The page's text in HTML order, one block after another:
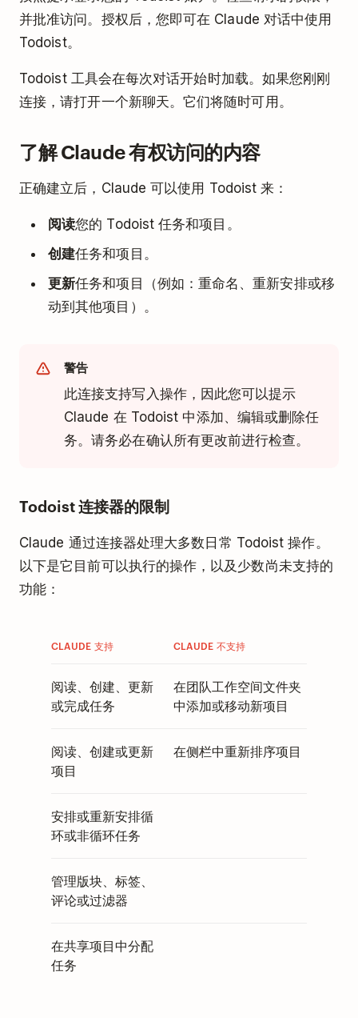
并批准访问。授权后，您即可在 Claude 对话中使用
Todoist。
Todoist 工具会在每次对话开始时加载。如果您刚刚
连接，请打开一个新聊天。它们将随时可用。
了解 Claude 有权访问的内容
正确建立后，Claude 可以使用 Todoist 来：
阅读您的 Todoist 任务和项目。
创建任务和项目。
更新任务和项目（例如：重命名、重新安排或移
动到其他项目）。
警告
此连接支持写入操作，因此您可以提示
Claude 在 Todoist 中添加、编辑或删除任
务。请务必在确认所有更改前进行检查。
Todoist 连接器的限制
Claude 通过连接器处理大多数日常 Todoist 操作。
以下是它目前可以执行的操作，以及少数尚未支持的
功能：
CLAUDE 支持 CLAUDE 不支持
阅读、创建、更新
或完成任务
在团队工作空间文件夹
中添加或移动新项目
阅读、创建或更新
项目
在侧栏中重新排序项目
安排或重新安排循
环或非循环任务
管理版块、标签、
评论或过滤器
在共享项目中分配
任务